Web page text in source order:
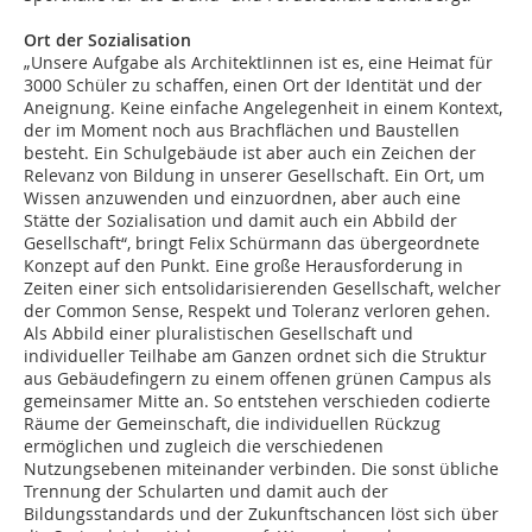
Ort der Sozialisation
„Unsere Aufgabe als ArchitektIinnen ist es, eine Heimat für
3000 Schüler zu schaffen, einen Ort der Identität und der
Aneignung. Keine einfache Angelegenheit in einem Kontext,
der im Moment noch aus Brachflächen und Baustellen
besteht. Ein Schulgebäude ist aber auch ein Zeichen der
Relevanz von Bildung in unserer Gesellschaft. Ein Ort, um
Wissen anzuwenden und einzuordnen, aber auch eine
Stätte der Sozialisation und damit auch ein Abbild der
Gesellschaft“, bringt Felix Schürmann das übergeordnete
Konzept auf den Punkt. Eine große Herausforderung in
Zeiten einer sich entsolidarisierenden Gesellschaft, welcher
der Common Sense, Respekt und Toleranz verloren gehen.
Als Abbild einer pluralistischen Gesellschaft und
individueller Teilhabe am Ganzen ordnet sich die Struktur
aus Gebäudefingern zu einem offenen grünen Campus als
gemeinsamer Mitte an. So entstehen verschieden codierte
Räume der Gemeinschaft, die individuellen Rückzug
ermöglichen und zugleich die verschiedenen
Nutzungsebenen miteinander verbinden. Die sonst übliche
Trennung der Schularten und damit auch der
Bildungsstandards und der Zukunftschancen löst sich über